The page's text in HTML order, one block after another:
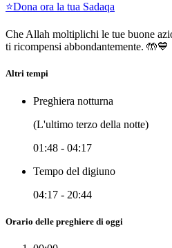
⭐Dona ora la tua Sadaqa
Che Allah moltiplichi le tue buone
ti ricompensi abbondantemente. 🤲💙
Altri tempi
Preghiera notturna
(L'ultimo terzo della notte)
01:48 - 04:17
Tempo del digiuno
04:17 - 20:44
Orario delle preghiere di oggi